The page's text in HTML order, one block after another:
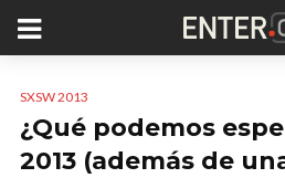
SXSW 2013
¿Qué podemos
2013 (además de